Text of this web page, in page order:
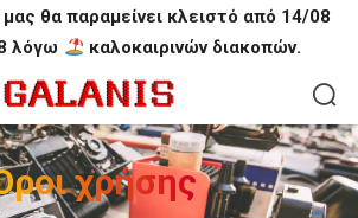
θα παραμείνει κλειστό από 14/08
λόγω
καλοκαιρινών διακοπών.
χρήσης